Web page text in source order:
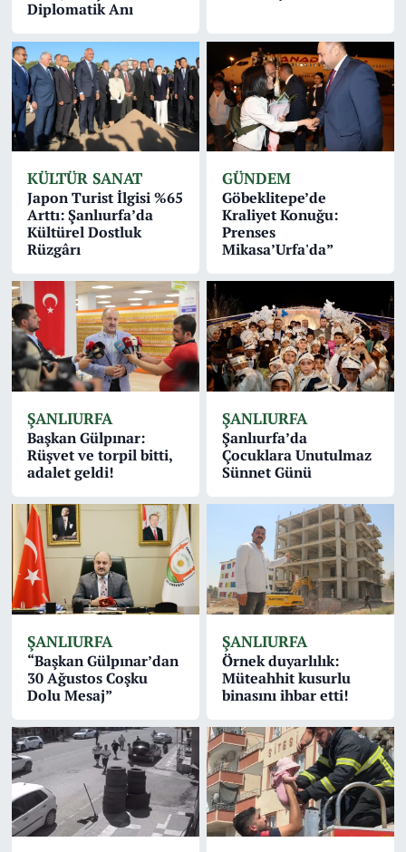
Diplomatik Anı
KÜLTÜR SANAT
Japon Turist İlgisi %65
Arttı: Şanlıurfa’da
Kültürel Dostluk
Rüzgârı
GÜNDEM
Göbeklitepe’de
Kraliyet Konuğu:
Prenses
Mikasa’Urfa'da”
ŞANLIURFA
Başkan Gülpınar:
Rüşvet ve torpil bitti,
adalet geldi!
ŞANLIURFA
Şanlıurfa’da
Çocuklara Unutulmaz
Sünnet Günü
ŞANLIURFA
“Başkan Gülpınar’dan
30 Ağustos Coşku
Dolu Mesaj”
ŞANLIURFA
Örnek duyarlılık:
Müteahhit kusurlu
binasını ihbar etti!